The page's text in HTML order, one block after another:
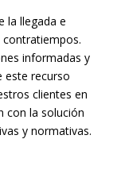
la llegada e
contratiempos.
informadas y
este recurso
clientes en
con la solución
y normativas.